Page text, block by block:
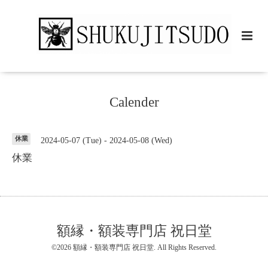
Calender
休業 2024-05-07 (Tue) - 2024-05-08 (Wed)
休業
額縁・額装専門店 祝日堂
©2026 額縁・額装専門店 祝日堂 . All Rights Reserved.